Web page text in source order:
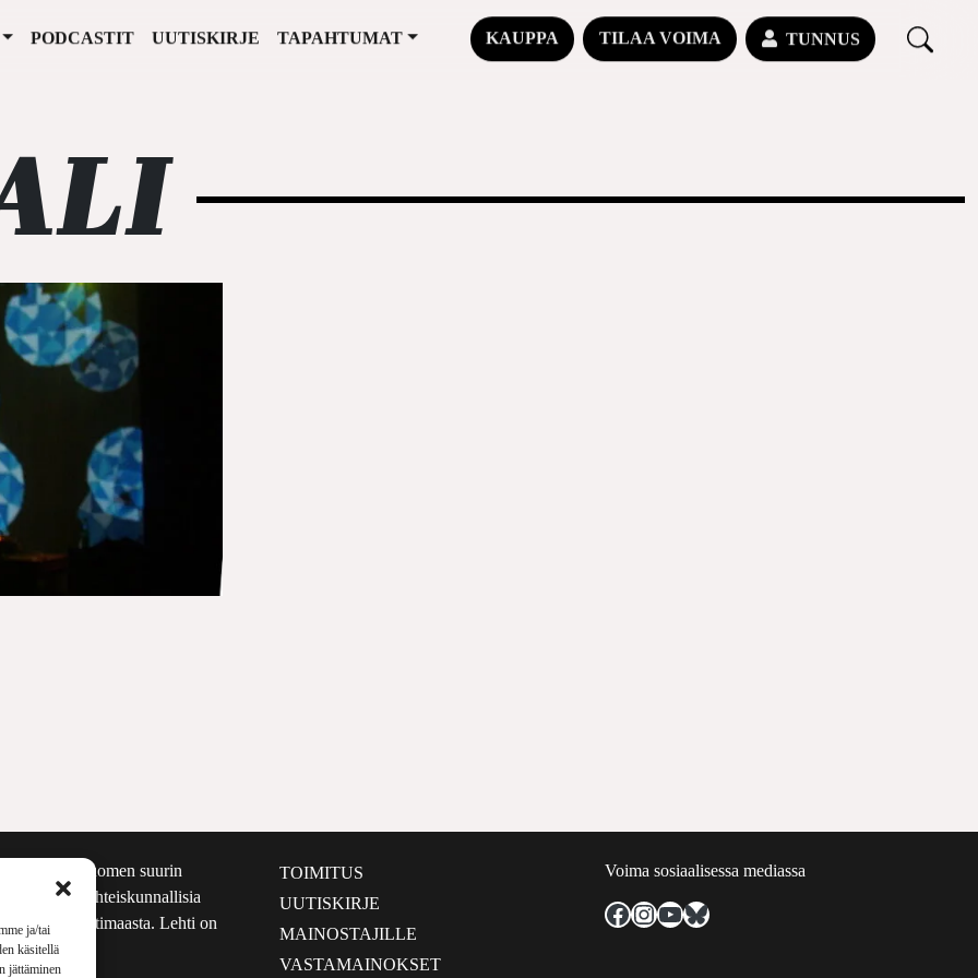
ja/tai
käsitellä
jättäminen
PODCASTIT UUTISKIRJE TAPAHTUMAT KAUPPA TILAA VOIMA TUNNUS
Suomen suurin
esiin yhteiskunnallisia
kuin kotimaasta. Lehti on
1999.
TOIMITUS
UUTISKIRJE
MAINOSTAJILLE
VASTAMAINOKSET
Voima sosiaalisessa mediassa
Facebook
Instagram
YouTube
Bluesky